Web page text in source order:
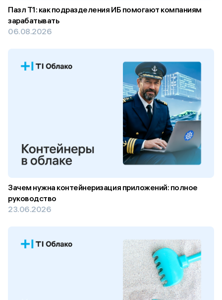
Пазл Т1: как подразделения ИБ помогают компаниям
зарабатывать
06.08.2026
Зачем нужна контейнеризация приложений: полное
руководство
23.06.2026